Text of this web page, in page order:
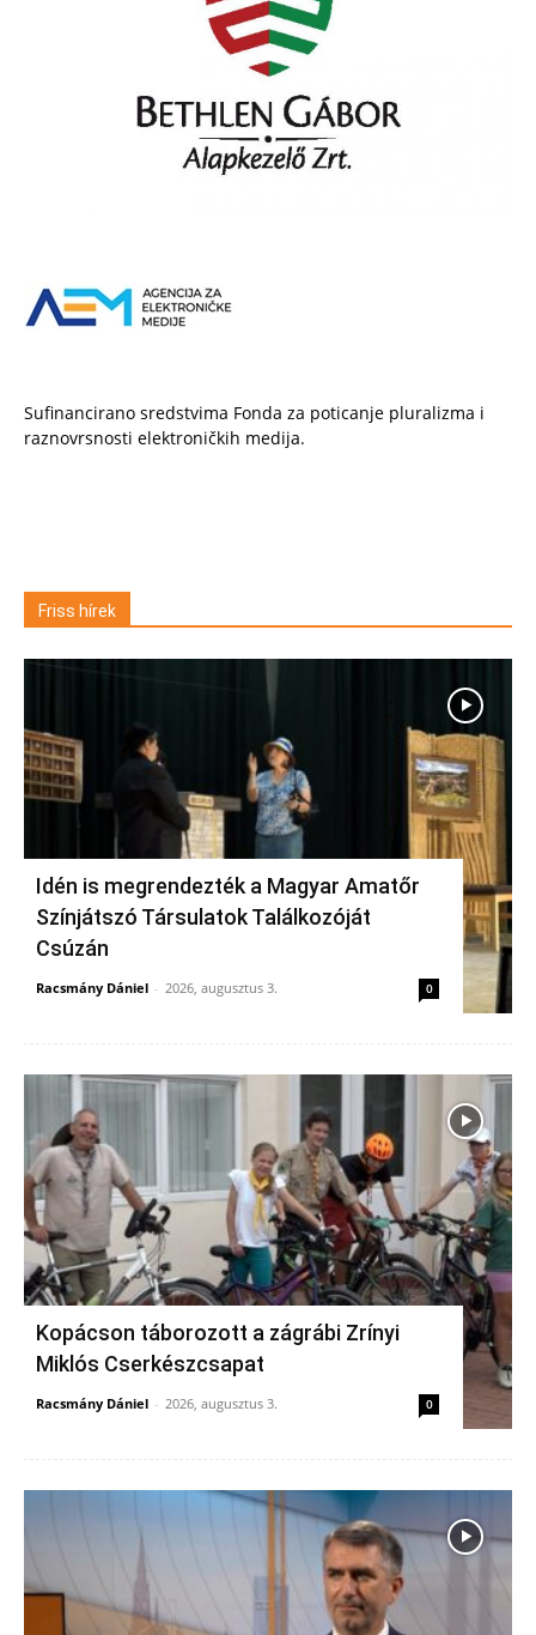
Sufinancirano sredstvima Fonda za poticanje pluralizma i
raznovrsnosti elektroničkih medija.
Friss hírek
Idén is megrendezték a Magyar Amatőr
Színjátszó Társulatok Találkozóját
Csúzán
Racsmány Dániel - 2026, augusztus 3. 0
Kopácson táborozott a zágrábi Zrínyi
Miklós Cserkészcsapat
Racsmány Dániel - 2026, augusztus 3. 0